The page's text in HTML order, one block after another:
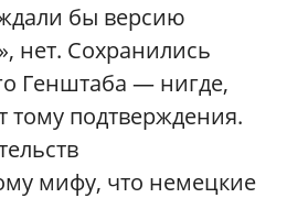
бы версию
нет. Сохранились
Генштаба — нигде,
тому подтверждения.
мифу, что немецкие